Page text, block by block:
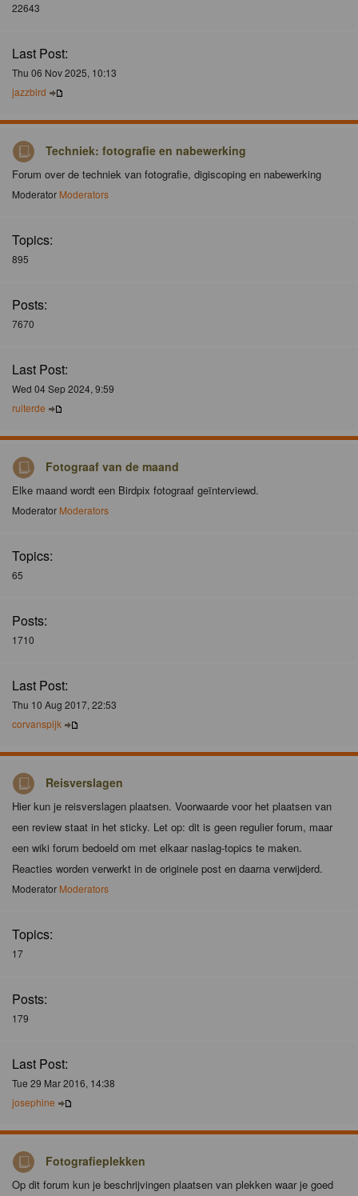
22643
Last Post:
Thu 06 Nov 2025, 10:13
jazzbird
Techniek: fotografie en nabewerking
Forum over de techniek van fotografie, digiscoping en nabewerking
Moderator Moderators
Topics:
895
Posts:
7670
Last Post:
Wed 04 Sep 2024, 9:59
ruiterde
Fotograaf van de maand
Elke maand wordt een Birdpix fotograaf geïnterviewd.
Moderator Moderators
Topics:
65
Posts:
1710
Last Post:
Thu 10 Aug 2017, 22:53
corvanspijk
Reisverslagen
Hier kun je reisverslagen plaatsen. Voorwaarde voor het plaatsen van
een review staat in het sticky. Let op: dit is geen regulier forum, maar
een wiki forum bedoeld om met elkaar naslag-topics te maken.
Reacties worden verwerkt in de originele post en daarna verwijderd.
Moderator Moderators
Topics:
17
Posts:
179
Last Post:
Tue 29 Mar 2016, 14:38
josephine
Fotografieplekken
Op dit forum kun je beschrijvingen plaatsen van plekken waar je goed